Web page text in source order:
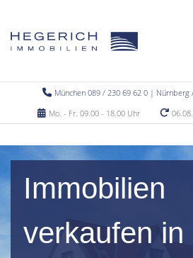
München 089 / 230 69 62 0 | Nürnberg
Mo. - Fr. 09.00 - 18.00 Uhr
Immobilien
verkaufen in